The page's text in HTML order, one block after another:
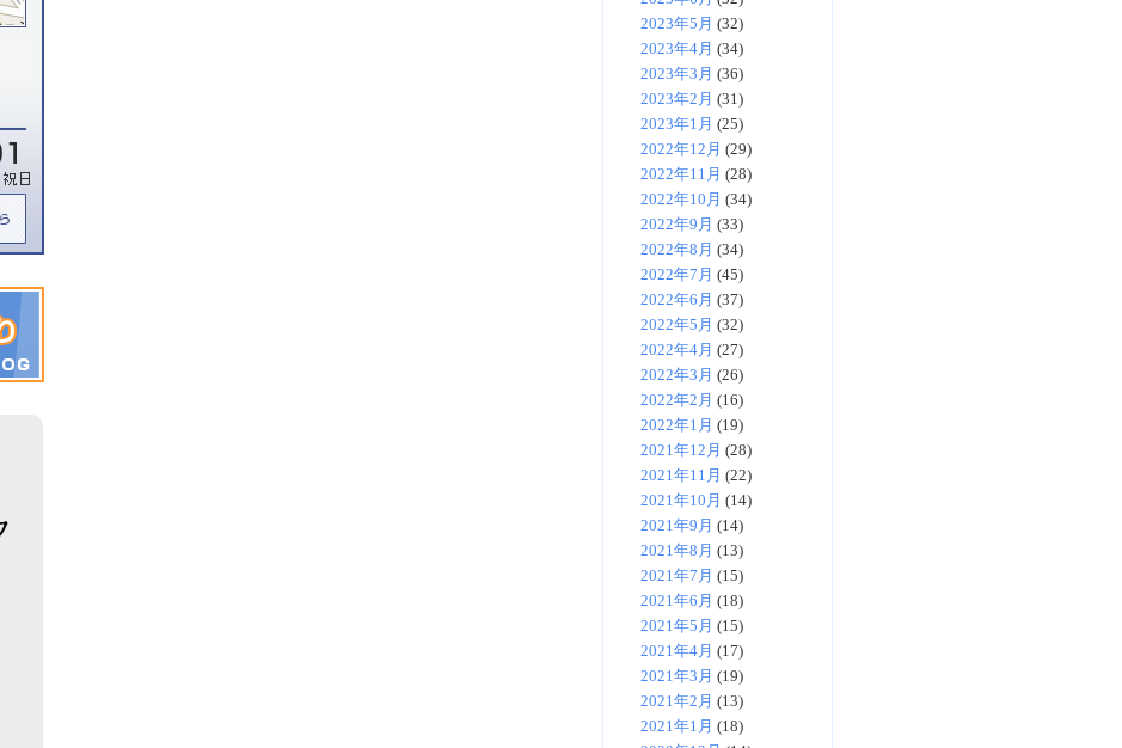
2023年5月 (32)
2023年4月 (34)
2023年3月 (36)
2023年2月 (31)
2023年1月 (25)
2022年12月 (29)
2022年11月 (28)
2022年10月 (34)
2022年9月 (33)
2022年8月 (34)
2022年7月 (45)
2022年6月 (37)
2022年5月 (32)
2022年4月 (27)
2022年3月 (26)
2022年2月 (16)
2022年1月 (19)
2021年12月 (28)
2021年11月 (22)
2021年10月 (14)
2021年9月 (14)
2021年8月 (13)
2021年7月 (15)
2021年6月 (18)
2021年5月 (15)
2021年4月 (17)
2021年3月 (19)
2021年2月 (13)
2021年1月 (18)